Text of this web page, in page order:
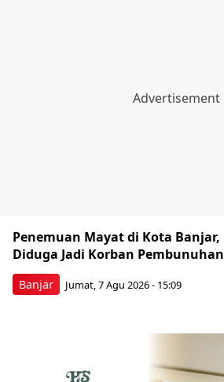
Banjar
Penemuan Mayat di Kota Banjar,
Diduga Jadi Korban Pembunuhan
Jumat, 7 Agu 2026 - 15:09